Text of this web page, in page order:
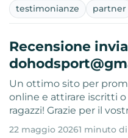
testimonianze partner
Recensione
Un ottimo sito per
online e attirare iscritti
ragazzi! Grazie per il
22 maggio 20261 minuto